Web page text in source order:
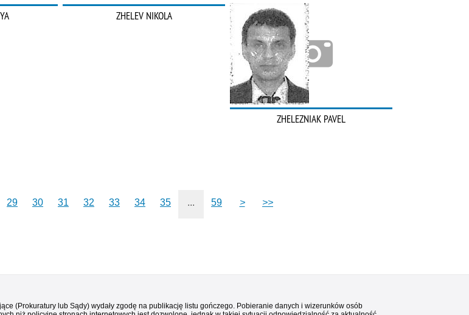
ZHELEV NIKOLA
ZHELEZNIAK PAVEL
29 30 31 32 33 34 35 ... 59 > >>
(Prokuratury lub Sądy) wydały zgodę na publikację listu gończego. Pobieranie danych i wizerunków osób